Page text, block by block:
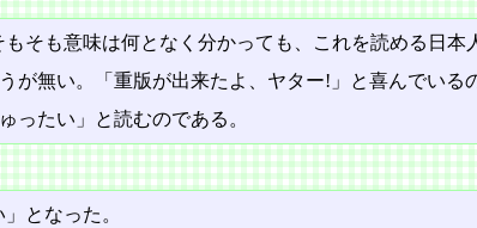
そも意味は何となく分かっても、これを読める日本
無い。「重版が出来たよ、ヤター!」と喜んでいる
ったい」と読むのである。
となった。